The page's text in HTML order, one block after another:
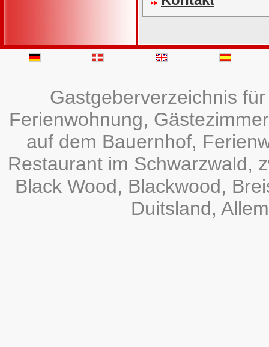
Gastgeberverzeichnis
Ferienwohnung,
auf dem Bauernhof,
Restaurant im Schwarzwald,
Black Wood, Blackwood,
Duitsland,